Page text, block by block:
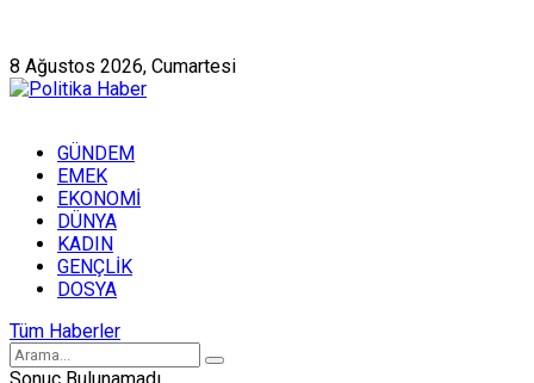
8 Ağustos 2026, Cumartesi
GÜNDEM
EMEK
EKONOMİ
DÜNYA
KADIN
GENÇLİK
DOSYA
Tüm Haberler